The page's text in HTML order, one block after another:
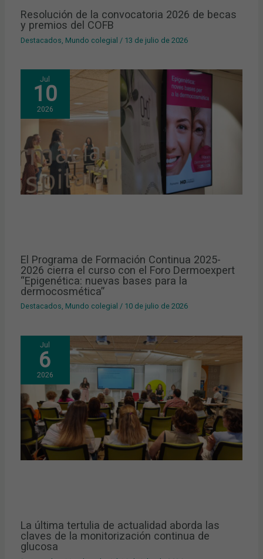
Resolución de la convocatoria 2026 de becas
y premios del COFB
Destacados Mundo colegial / 13 de julio de 2026
Jul
10
2026
El Programa de Formación Continua 2025-
2026 cierra el curso con el Foro Dermoexpert
“Epigenética: nuevas bases para la
dermocosmética”
Destacados, Mundo colegial / 10 de julio de 2026
Jul
6
2026
La última tertulia de actualidad aborda las
claves de la monitorización continua de
glucosa